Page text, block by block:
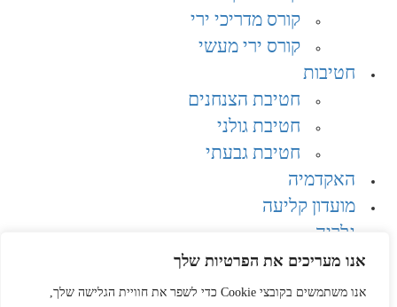
אנו מעריכים את הפרטיות שלך
אנו משתמשים בקובצי Cookie כדי לשפר את חוויית הגלישה שלך,
קורס מדריכי ירי
קורס ירי מעשי
חטיבות
חטיבת הצנחנים​
חטיבת גולני
חטיבת גבעתי
האקדמיה
מועדון קליעה
גלריה
בלוג
צור קשר